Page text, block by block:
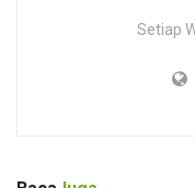
Setiap